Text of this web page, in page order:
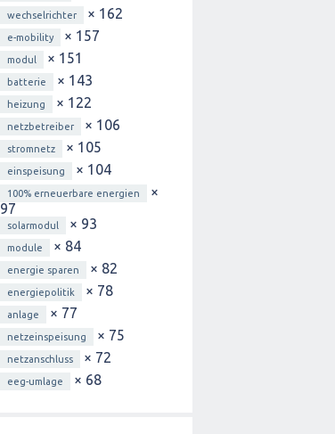
wechselrichter × 162
e-mobility × 157
modul × 151
batterie × 143
heizung × 122
netzbetreiber × 106
stromnetz × 105
einspeisung × 104
100% erneuerbare energien
×
97
solarmodul × 93
module × 84
energie sparen × 82
energiepolitik × 78
anlage × 77
netzeinspeisung × 75
netzanschluss × 72
eeg-umlage × 68